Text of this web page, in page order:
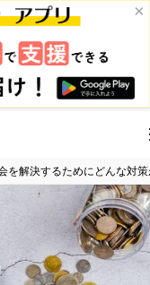
×
を解決するためにどんな対